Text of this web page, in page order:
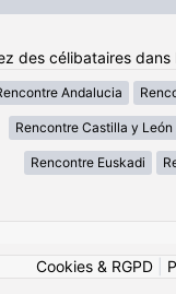
des célibataires dans
Andalucia
Rencontre Castilla y León
Rencontre Euskadi
Cookies & RGPD|